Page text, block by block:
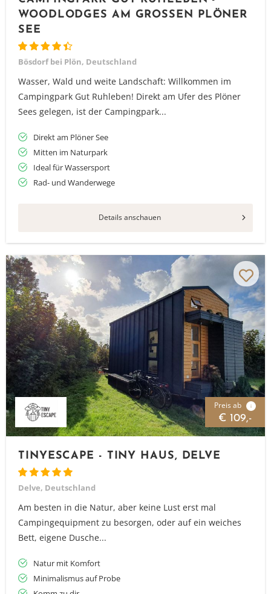
WOODLODGES AM GROSSEN PLÖNER S
EE
Bösdorf bei Plön, Deutschland
Wasser, Wald und weite Landschaft: Willkommen im
Campingpark Gut Ruhleben! Direkt am Ufer des Plöner
Sees gelegen, ist der Campingpark...
Direkt am Plöner See
Mitten im Naturpark
Ideal für Wassersport
Rad- und Wanderwege
Details anschauen
Preis ab i
€ 109,-
TINYESCAPE - TINY HAUS, DELVE
Delve, Deutschland
Am besten in die Natur, aber keine Lust erst mal
Campingequipment zu besorgen, oder auf ein weiches
Bett, eigene Dusche...
Natur mit Komfort
Minimalismus auf Probe